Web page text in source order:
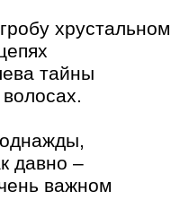
тайны
давно –
важном